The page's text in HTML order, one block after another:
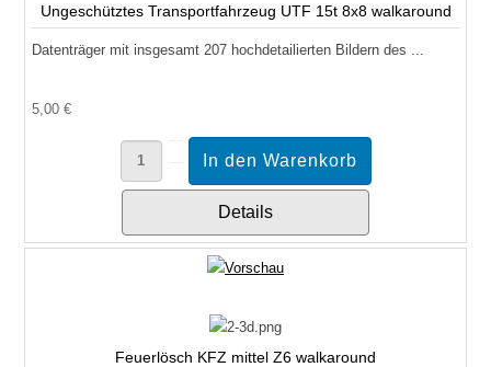
Ungeschütztes Transportfahrzeug UTF 15t 8x8 walkaround
Datenträger mit insgesamt 207 hochdetailierten Bildern des ...
5,00 €
Details
Feuerlösch KFZ mittel Z6 walkaround